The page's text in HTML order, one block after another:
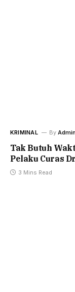
KRIMINAL By
Tak Butuh
Pelaku Curas
3 Mins Read